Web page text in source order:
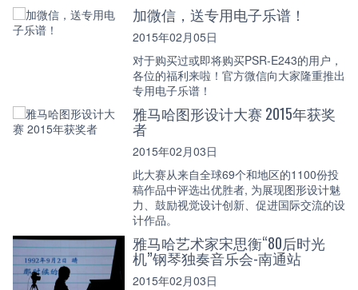
加微信，送专用电子乐谱！
2015年02月05日
对于购买过或即将购买PSR-E243的用户，
各位的福利来啦！官方微信向大家隆重推出
专用电子乐谱！
雅马哈图形设计大赛 2015年获奖
者
2015年02月03日
此大赛从来自全球69个和地区的1100份投
稿作品中评选出优胜者, 为展现图形设计魅
力、鼓励视觉设计创新、促进国际交流的设
计作品。
雅马哈艺术家宋思衡“80后时光
机”钢琴独奏音乐会-南通站
2015年02月03日